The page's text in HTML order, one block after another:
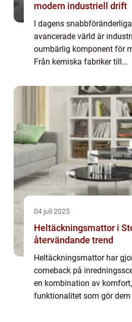
modern industriell drift
I dagens
avancerade värld är
oumbärlig komponent för
Från kemiska fabriker till
fläktar...
04 juli 2025
Heltäckningsmattor i
återvändande trend
Heltäckningsmattor har
comeback på
en kombination av
funktionalitet som gör